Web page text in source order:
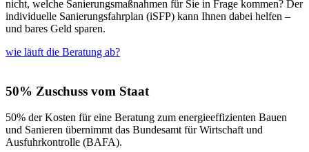
nicht, welche Sanierungs­maßnahmen für Sie in Frage kommen? Der
individuelle Sanierungs­fahrplan (iSFP) kann Ihnen dabei helfen –
und bares Geld sparen.
wie läuft die Beratung ab?
50% Zuschuss vom Staat
50% der Kosten für eine Beratung zum energieeffizienten Bauen
und Sanieren übernimmt das Bundesamt für Wirtschaft und
Ausfuhrkontrolle (BAFA).